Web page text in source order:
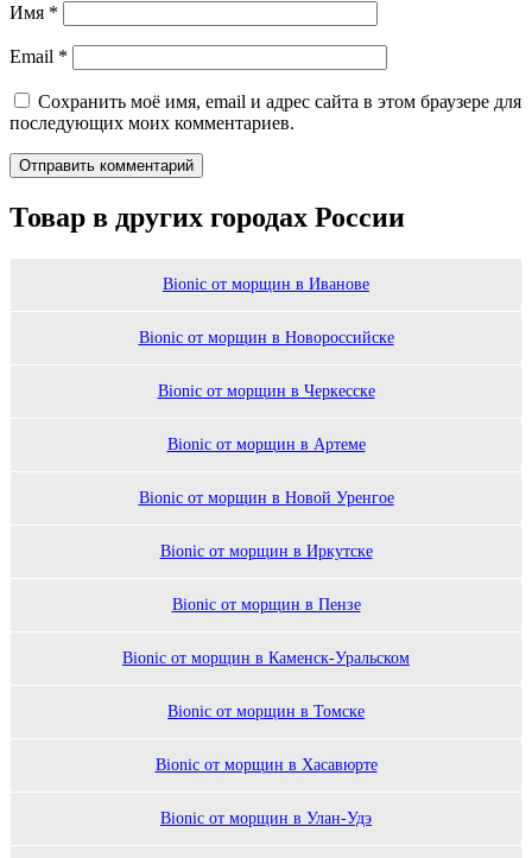
Имя *
Email *
Сохранить моё имя, email и адрес сайта в этом браузере для
последующих моих комментариев.
Товар в других городах России
Bionic от морщин в Иванове
Bionic от морщин в Новороссийске
Bionic от морщин в Черкесске
Bionic от морщин в Артеме
Bionic от морщин в Новой Уренгое
Bionic от морщин в Иркутске
Bionic от морщин в Пензе
Bionic от морщин в Каменск-Уральском
Bionic от морщин в Томске
Bionic от морщин в Хасавюрте
Bionic от морщин в Улан-Удэ